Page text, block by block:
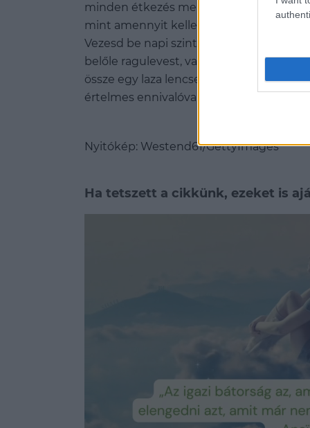
minden étkezés mellé! A magyar
mint amennyit kellene, pedig ez a
Vezesd be napi szinten a hüvelyeseket
belőle ragulevest, vagy vedd elő a
össze egy laza lencsesalátát! Abban
értelmes ennivalóval táplálod!
Nyitókép: Westend61/GettyImages
Ha tetszett a cikkünk, ezeket is